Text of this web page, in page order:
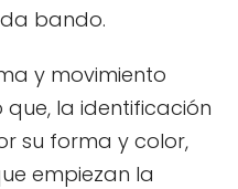
bando.
y movimiento
la identificación
su forma y color,
empiezan la